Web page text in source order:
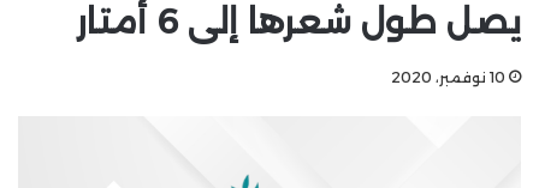
يصل طول شعرها إلى 6 أمتار
10 نوفمبر، 2020